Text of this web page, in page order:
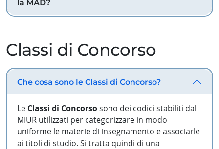
la MAD?
Classi di Concorso
Che cosa sono le Classi di Concorso?
Le Classi di Concorsosono dei codici stabiliti dal
MIUR utilizzati per categorizzare in modo
uniforme le materie di insegnamento e associarle
ai titoli di studio. Si tratta quindi di una